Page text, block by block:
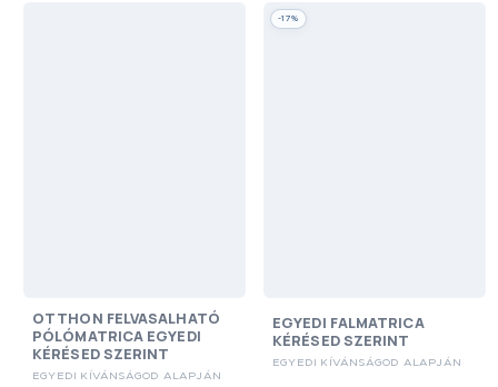
OTTHON FELVASALHATÓ
PÓLÓMATRICA EGYEDI
KÉRÉSED SZERINT
EGYEDI KÍVÁNSÁGOD ALAPJÁN
-17%
EGYEDI FALMATRICA
KÉRÉSED SZERINT
EGYEDI KÍVÁNSÁGOD ALAPJÁN